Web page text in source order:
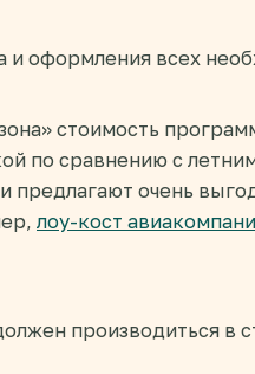
и оформления всех
стоимость
по сравнению с
предлагают очень
лоу-кост
производиться в